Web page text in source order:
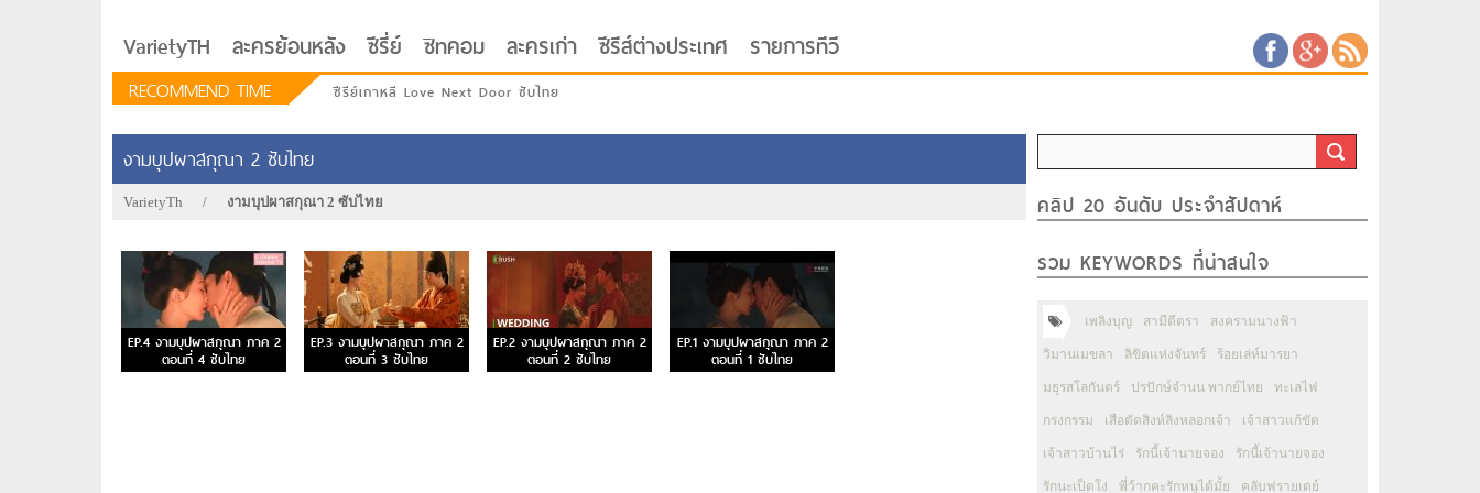
VarietyTH ละครย้อนหลัง ซีรี่ย์ ซิทคอม ละครเก่า ซีรีส์ต่างประเทศ รายการทีวี
RECOMMEND TIME ซีรีย์เกาหลี Love Next Door ซับไทย
งามบุปผาสกุณา 2 ซับไทย
VarietyTh / งามบุปผาสกุณา 2 ซับไทย
EP.4 งามบุปผาสกุณา ภาค 2
ตอนที่ 4 ซับไทย
EP.3 งามบุปผาสกุณา ภาค 2
ตอนที่ 3 ซับไทย
EP.2 งามบุปผาสกุณา ภาค 2
ตอนที่ 2 ซับไทย
EP.1 งามบุปผาสกุณา ภาค 2
ตอนที่ 1 ซับไทย
คลิป 20 อันดับ ประจำสัปดาห์
รวม KEYWORDS ที่น่าสนใจ
เพลิงบุญ สามีตีตรา สงครามนางฟ้า
วิมานเมขลา ลิขิตแห่งจันทร์ ร้อยเล่ห์มารยา
มธุรสโลกันตร์ ปรปักษ์จำนน พากย์ไทย ทะเลไฟ
กรงกรรม เสือตัดสิงห์ลิงหลอกเจ้า เจ้าสาวแก้ขัด
เจ้าสาวบ้านไร่ รักนี้เจ้านายจอง รักนี้เจ้านายจอง
รักนะเป็ดโง่ พี่ว้ากคะรักหนูได้มั้ย คลับฟรายเดย์